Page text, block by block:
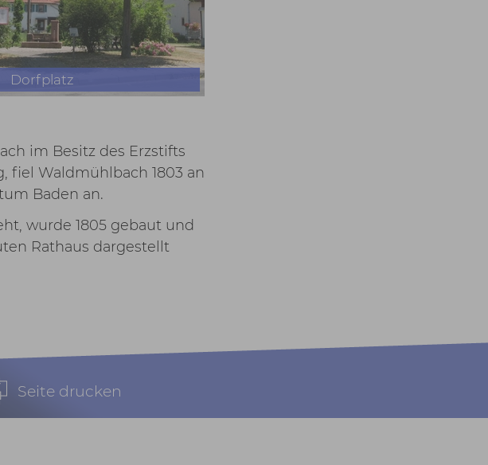
Dorfplatz
im Besitz des Erzstifts
fiel Waldmühlbach 1803 an
Baden an.
wurde 1805 gebaut und
Rathaus dargestellt
Seite drucken